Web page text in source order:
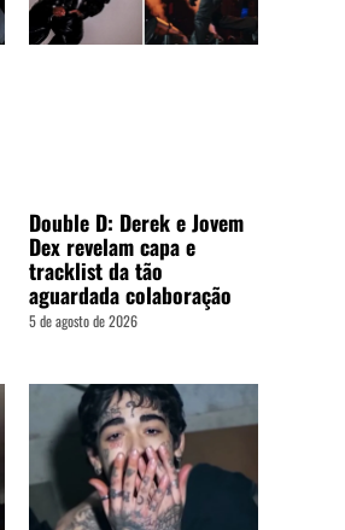
Double D: Derek e Jovem
Dex revelam capa e
tracklist da tão
aguardada colaboração
5 de agosto de 2026